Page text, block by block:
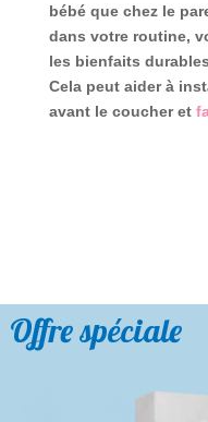
bébé que chez le
dans votre routine,
les bienfaits
Cela peut aider à
avant le coucher et
Offre spéciale